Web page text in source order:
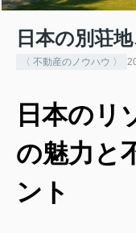
日本の別荘
〈 不動産のノウハウ 〉
日本のリ
の魅力と
ント